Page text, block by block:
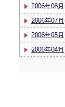
2006年08月
2006年07月
2006年05月
2006年04月